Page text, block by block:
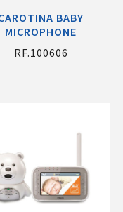
BABY
MICROPHONE
RF.100606